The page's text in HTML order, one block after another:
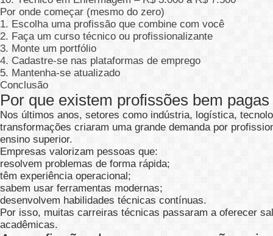
Por onde começar (mesmo do zero)
1. Escolha uma profissão que combine com você
2. Faça um curso técnico ou profissionalizante
3. Monte um portfólio
4. Cadastre-se nas plataformas de emprego
5. Mantenha-se atualizado
Conclusão
Por que existem profissões bem
Nos últimos anos, setores como indústria, logística,
transformações criaram uma grande demanda por
ensino superior.
Empresas valorizam pessoas que:
resolvem problemas de forma rápida;
têm experiência operacional;
sabem usar ferramentas modernas;
desenvolvem habilidades técnicas contínuas.
Por isso, muitas carreiras técnicas passaram a oferecer
acadêmicas.